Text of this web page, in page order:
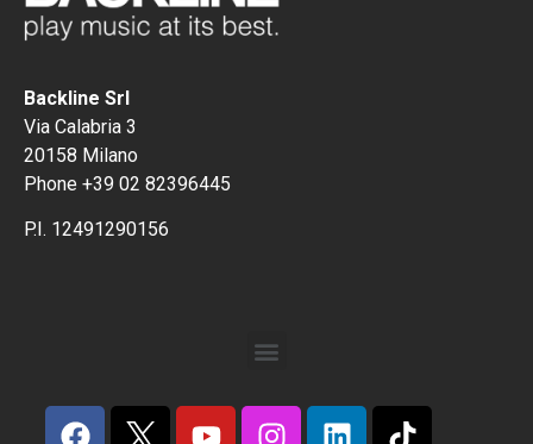
Backline Srl
Via Calabria 3
20158 Milano
Phone +39 02 82396445
P.I. 12491290156